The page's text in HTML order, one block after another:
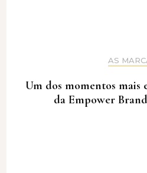
AS
Um dos momentos mais
da Empower